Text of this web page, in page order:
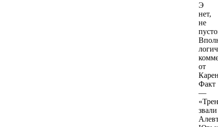
Э
нет,
не
от
Факт
—
звали